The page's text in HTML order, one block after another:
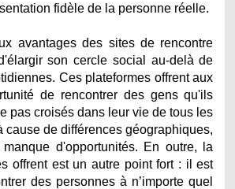
fidèle de la personne réelle.
avantages des sites de rencontre
son cercle social au-delà de
Ces plateformes offrent aux
de rencontrer des gens qu'ils
pas croisés dans leur vie de tous les
cause de différences géographiques,
d'opportunités. En outre, la
offrent est un autre point fort : il est
des personnes à n’importe quel